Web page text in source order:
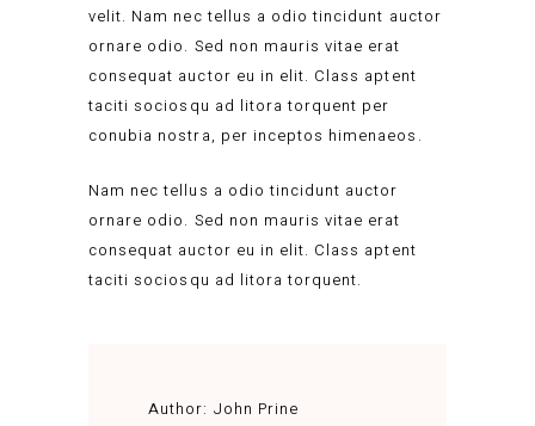
velit. Nam nec tellus a odio tincidunt auctor
ornare odio. Sed non mauris vitae erat
consequat auctor eu in elit. Class aptent
taciti sociosqu ad litora torquent per
conubia nostra, per inceptos himenaeos.
Nam nec tellus a odio tincidunt auctor
ornare odio. Sed non mauris vitae erat
consequat auctor eu in elit. Class aptent
taciti sociosqu ad litora torquent.
Author: John Prine